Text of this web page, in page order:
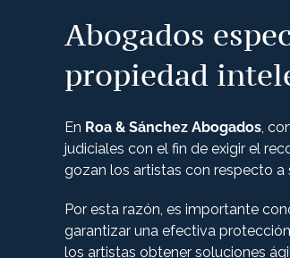
Abogados
propiedad
En Roa & Sánchez Abogados,
judiciales con el fin de exigir el
gozan los artistas con respecto a
Por esta razón, es importante
garantizar una efectiva
los artistas obtener soluciones